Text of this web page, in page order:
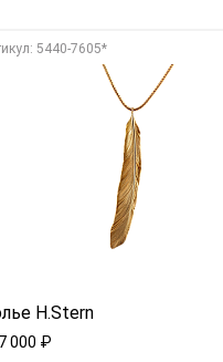
5440-7605*
H.Stern
000 ₽